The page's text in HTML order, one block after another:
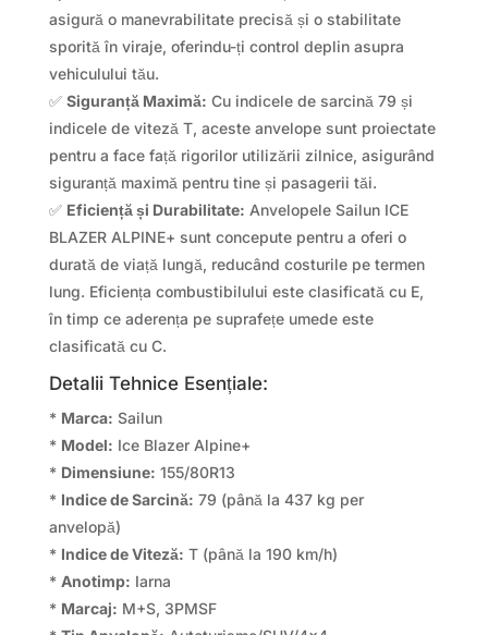
asigură o manevrabilitate precisă și o stabilitate
sporită în viraje, oferindu-ți control deplin asupra
vehiculului tău.
✅ Siguranță Maximă: Cu indicele de sarcină 79 și
indicele de viteză T, aceste anvelope sunt proiectate
pentru a face față rigorilor utilizării zilnice, asigurând
siguranță maximă pentru tine și pasagerii tăi.
✅ Eficiență și Durabilitate: Anvelopele Sailun ICE
BLAZER ALPINE+ sunt concepute pentru a oferi o
durată de viață lungă, reducând costurile pe termen
lung. Eficiența combustibilului este clasificată cu E,
în timp ce aderența pe suprafețe umede este
clasificată cu C.
Detalii Tehnice Esențiale:
* Marca: Sailun
* Model: Ice Blazer Alpine+
* Dimensiune: 155/80R13
* Indice de Sarcină: 79 (până la 437 kg per
anvelopă)
* Indice de Viteză: T (până la 190 km/h)
* Anotimp: Iarna
* Marcaj: M+S, 3PMSF